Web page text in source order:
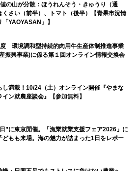
の山が分散：ほうれんそう・きゅうり（通
くさい（前半）、トマト（後半）【青果市況情
「YAOYASAN」】
環境調和型持続的肉用牛生産体制推進事業
振興事業)に係る第１回オンライン情報交換会
し満載！10/24（土）オンライン開催『やまな
イン就農座談会』【参加無料】
”に東京開催。「漁業就業支援フェア2026」に
どもも来場。海の魅力が詰まった1日をレポー